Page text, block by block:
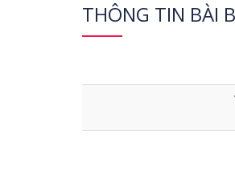
THÔNG TIN BÀI